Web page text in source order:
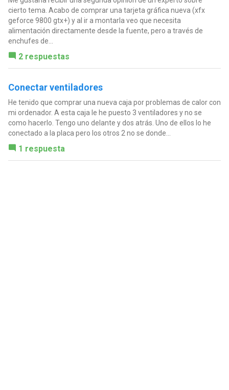
cierto tema. Acabo de comprar una tarjeta gráfica nueva (xfx
geforce 9800 gtx+) y al ir a montarla veo que necesita
alimentación directamente desde la fuente, pero a través de
enchufes de...
2 respuestas
Conectar ventiladores
He tenido que comprar una nueva caja por problemas de calor con
mi ordenador. A esta caja le he puesto 3 ventiladores y no se
como hacerlo. Tengo uno delante y dos atrás. Uno de ellos lo he
conectado a la placa pero los otros 2 no se donde...
1 respuesta